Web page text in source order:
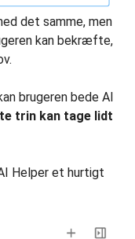
det samme, men
kan bekræfte,
brugeren bede AI
trin kan tage lidt
Helper et hurtigt